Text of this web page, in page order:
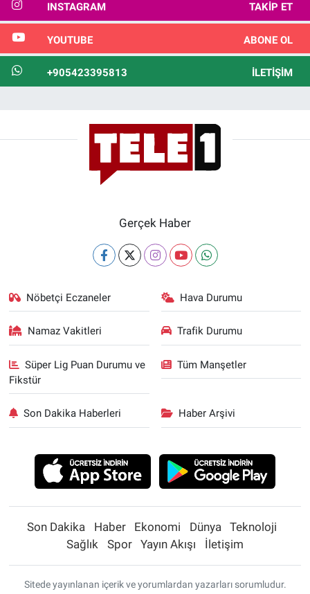
INSTAGRAM TAKIP ET
YOUTUBE ABONE OL
+905423395813 İLETIŞIM
Gerçek Haber
Nöbetçi Eczaneler Hava Durumu
Namaz Vakitleri Trafik Durumu
Süper Lig Puan Durumu ve
Fikstür
Tüm Manşetler
Son Dakika Haberleri Haber Arşivi
Son Dakika Haber Ekonomi Dünya
Teknoloji
Sağlık
Spor Yayın Akışı İletişim
Sitede yayınlanan içerik ve yorumlardan yazarları sorumludur.